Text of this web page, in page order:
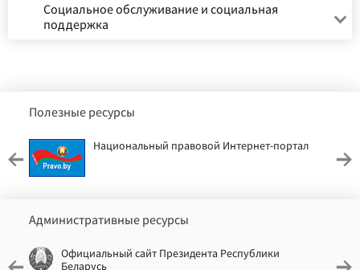
Социальное обслуживание и социальная
поддержка
Полезные ресурсы
Национальный правовой Интернет-портал
Административные ресурсы
Официальный сайт Президента Республики
Беларусь